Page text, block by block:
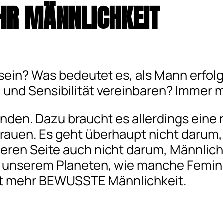
MÄNNLICHKEIT
Was bedeutet es, als Mann
Sensibilität vereinbaren? Immer
Dazu braucht es allerdings
Es geht überhaupt nicht
Seite auch nicht darum,
Planeten, wie manche
BEWUSSTE Männlichkeit.